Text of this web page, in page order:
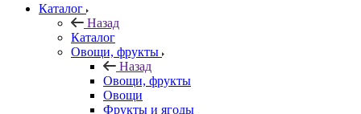
Каталог
Назад
Каталог
Овощи, фрукты
Назад
Овощи, фрукты
Овощи
Фрукты и ягоды